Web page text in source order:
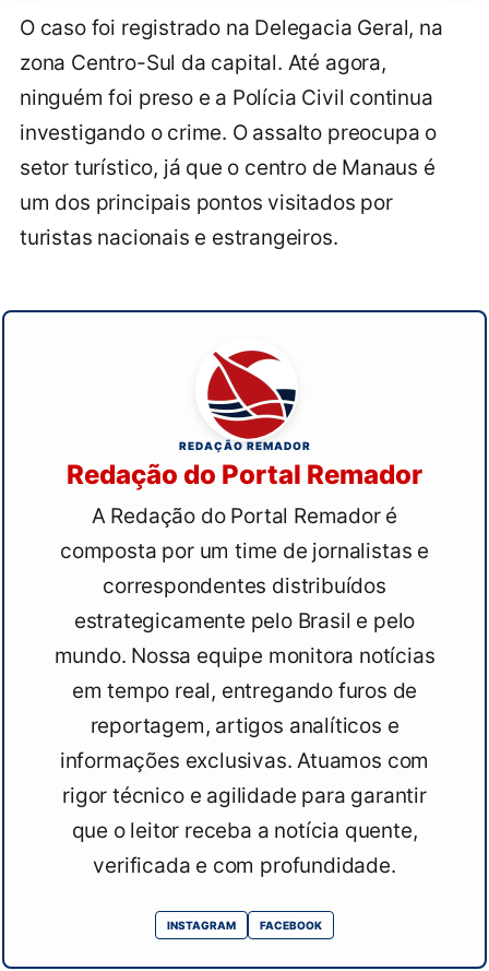
O caso foi registrado na Delegacia Geral, na
zona Centro-Sul da capital. Até agora,
ninguém foi preso e a Polícia Civil continua
investigando o crime. O assalto preocupa o
setor turístico, já que o centro de Manaus é
um dos principais pontos visitados por
turistas nacionais e estrangeiros.
REDAÇÃO REMADOR
Redação do Portal Remador
A Redação do Portal Remador é
composta por um time de jornalistas e
correspondentes distribuídos
estrategicamente pelo Brasil e pelo
mundo. Nossa equipe monitora notícias
em tempo real, entregando furos de
reportagem, artigos analíticos e
informações exclusivas. Atuamos com
rigor técnico e agilidade para garantir
que o leitor receba a notícia quente,
verificada e com profundidade.
INSTAGRAM FACEBOOK